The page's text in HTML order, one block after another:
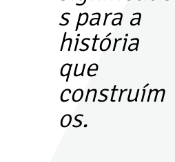
s para a
história
que
construím
os.